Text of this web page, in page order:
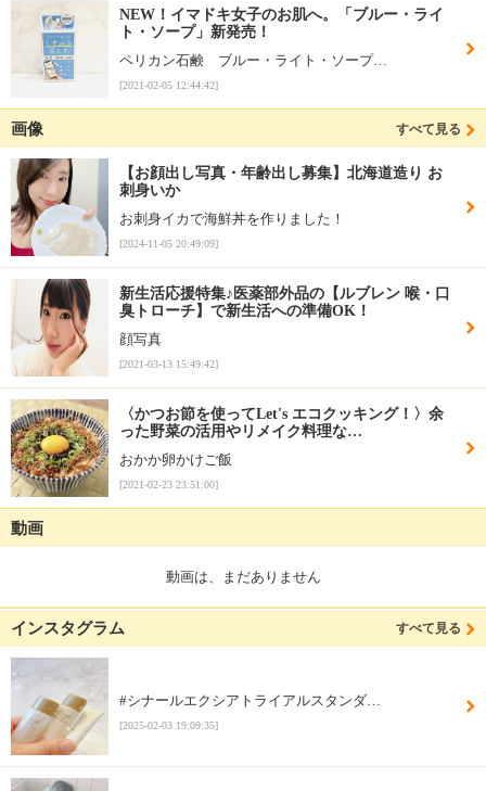
NEW！イマドキ女子のお肌へ。「ブルー・ライ
ト・ソープ」新発売！
ペリカン石鹸 ブルー・ライト・ソープ…
[2021-02-05 12:44:42]
画像 すべて見る
【お顔出し写真・年齢出し募集】北海道造り お
刺身いか
お刺身イカで海鮮丼を作りました！
[2024-11-05 20:49:09]
新生活応援特集♪医薬部外品の【ルブレン 喉・口
臭トローチ】で新生活への準備OK！
顔写真
[2021-03-13 15:49:42]
〈かつお節を使ってLet's エコクッキング！〉余
った野菜の活用やリメイク料理な…
おかか卵かけご飯
[2021-02-23 23:51:00]
動画
動画は、まだありません
インスタグラム すべて見る
#シナールエクシアトライアルスタンダ…
[2025-02-03 19:09:35]